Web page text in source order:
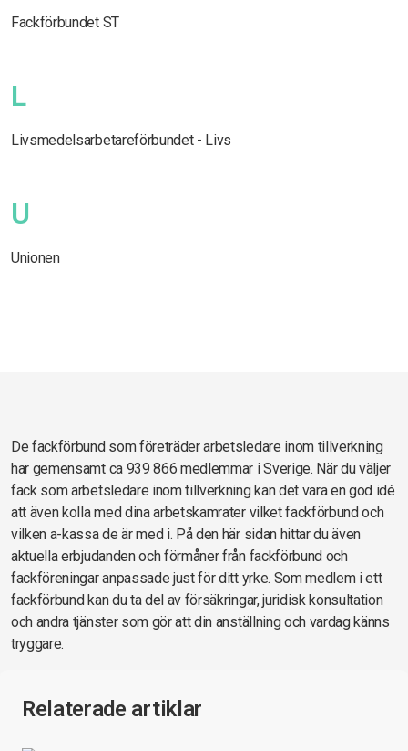
Fackförbundet ST
L
Livsmedelsarbetareförbundet - Livs
U
Unionen
De fackförbund som företräder arbetsledare inom tillverkning
har gemensamt ca 939 866 medlemmar i Sverige. När du väljer
fack som arbetsledare inom tillverkning kan det vara en god idé
att även kolla med dina arbetskamrater vilket fackförbund och
vilken a-kassa de är med i. På den här sidan hittar du även
aktuella erbjudanden och förmåner från fackförbund och
fackföreningar anpassade just för ditt yrke. Som medlem i ett
fackförbund kan du ta del av försäkringar, juridisk konsultation
och andra tjänster som gör att din anställning och vardag känns
tryggare.
Relaterade artiklar